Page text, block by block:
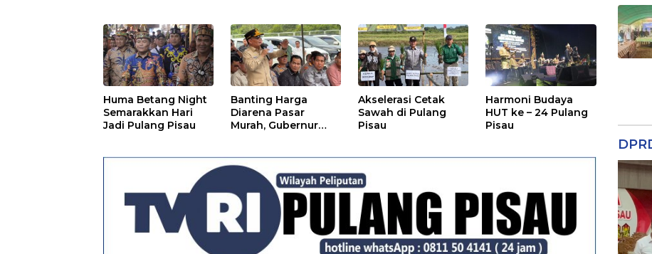
Huma Betang Night
Semarakkan Hari
Jadi Pulang Pisau
Banting Harga
Diarena Pasar
Murah, Gubernur
Akselerasi Cetak
Sawah di Pulang
Pisau
Harmoni Budaya
HUT ke – 24 Pulang
Pisau